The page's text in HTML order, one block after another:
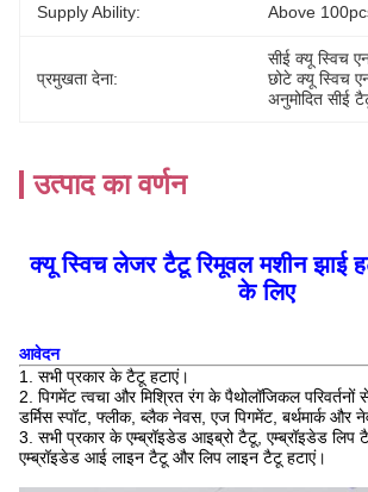
Supply Ability: Above
प्रमुखता देना:
सीई क्यू स्विच
छोटे क्यू स्विच
अनुमोदित सीई
उत्पाद का वर्णन
क्यू स्विच लेजर टैटू रिमूवल मशीन झाई
के लिए
आवेदन
1. सभी प्रकार के टैटू हटाएं।
2. पिगमेंट त्वचा और मिश्रित रंग के पैथोलॉजिकल परिवर्तनों
डर्मिस स्पॉट, फ्लीक, ब्लैक नेवस, एज पिगमेंट, बर्थमार्क
3. सभी प्रकार के एम्ब्रॉइडेड आइब्रो टैटू, एम्ब्रॉइडेड लिप
एम्ब्रॉइडेड आई लाइन टैटू और लिप लाइन टैटू हटाएं।